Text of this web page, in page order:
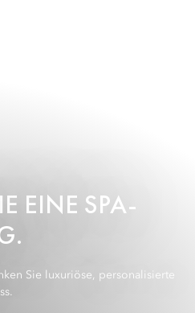
EINE SPA-
Sie luxuriöse, personalisierte